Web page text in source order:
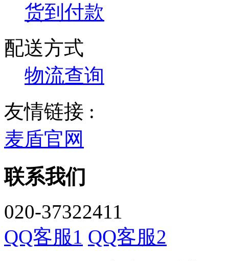
货到付款
配送方式
物流查询
友情链接 :
麦盾官网
联系我们
020-37322411
QQ客服1 QQ客服2